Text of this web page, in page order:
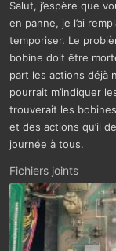
Salut, j’espère que
en panne, je l’ai
temporiser. Le
bobine doit être
part les actions déjà
pourrait m’indiquer
trouverait les
et des actions qu’il
journée à tous.
Fichiers joints